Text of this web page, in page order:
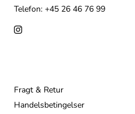
Telefon: +45 26 46 76 99
Fragt & Retur
Handelsbetingelser